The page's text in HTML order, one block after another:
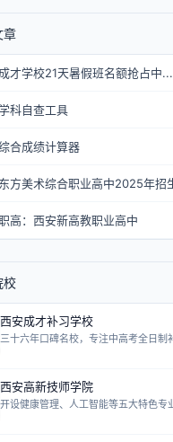
章
才学校21天暑假班名额抢占中...
科自查工具
合成绩计算器
方美术综合职业高中2025年招
高：西安新高教职业高中
校
西安成才补习学校
三十六年口碑名校，专注中高考全日制
西安高新技师学院
开设健康管理、人工智能等五大特色专